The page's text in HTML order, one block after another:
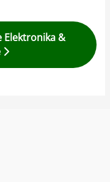
Elektronika &